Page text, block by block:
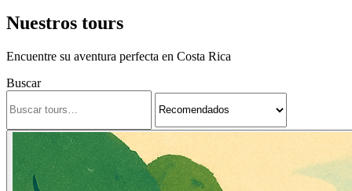
Nuestros tours
Encuentre su aventura perfecta en Costa Rica
Buscar